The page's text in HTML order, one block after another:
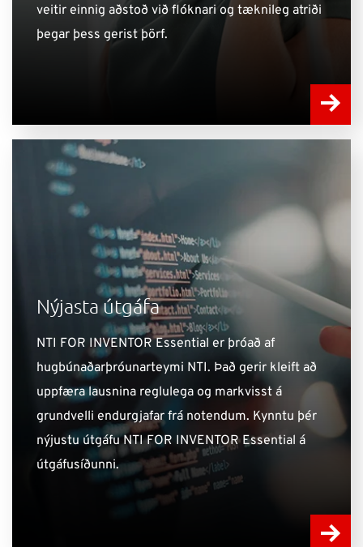
veitir einnig aðstoð við flóknari og tæknileg atriði
þegar þess gerist þörf.
Nýjasta útgáfa
NTI FOR INVENTOR Essential er þróað af
hugbúnaðarþróunarteymi NTI. Það gerir kleift að
uppfæra lausnina reglulega og markvisst á
grundvelli endurgjafar frá notendum. Kynntu þér
nýjustu útgáfu NTI FOR INVENTOR Essential á
útgáfusíðunni.